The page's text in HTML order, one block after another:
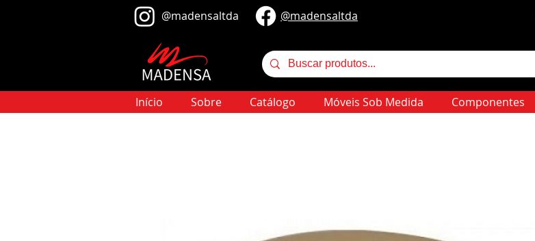
@​madensaltda @​madensaltda
Início Sobre Catálogo Móveis Sob Medida Componentes